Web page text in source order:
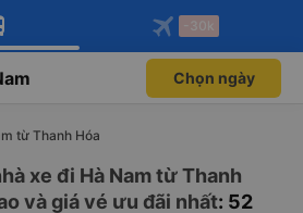
Vexere ngay!
đãi thành viên độc
Mở app
Vexere
khi đặt vé máy bay qua
Mở app
-30k
Chọn ngày
từ Thanh Hóa
xe đi Hà Nam từ Thanh
và giá vé ưu đãi nhất: 52